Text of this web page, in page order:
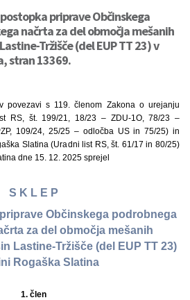
priprave Občinskega
načrta za del območja mešanih
Tržišče (del EUP TT 23) v
stran 13369.
povezavi s 119. členom Zakona o urejanju
RS, št. 199/21, 18/23 – ZDU-1O, 78/23 –
109/24, 25/25 – odločba US in 75/25) in
Slatina (Uradni list RS, št. 61/17 in 80/25)
dne 15. 12. 2025 sprejel
S K L E P
Občinskega podrobnega
za del območja mešanih
Lastine-Tržišče (del EUP TT 23)
Rogaška Slatina
1. člen